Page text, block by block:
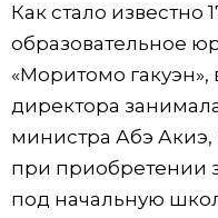
Как стало известно
образовательное
«Моритомо гакуэн»,
директора
министра Абэ Акиэ,
при приобретении
под начальную